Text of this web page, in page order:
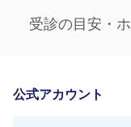
受診の目安・
公式アカウント